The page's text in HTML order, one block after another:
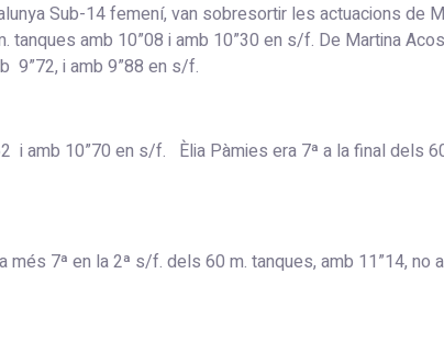
Sub-14 femení, van sobresortir les actuacions de
tanques amb 10”08 i amb 10”30 en s/f. De Martina
9”72, i amb 9”88 en s/f.
i amb 10”70 en s/f. Èlia Pàmies era 7ª a la final dels
més 7ª en la 2ª s/f. dels 60 m. tanques, amb 11”14,